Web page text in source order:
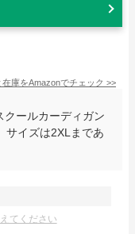
在庫をAmazonでチェック >>
クールカーディガン
サイズは2XLまであ
てください